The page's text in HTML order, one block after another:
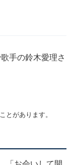
手の鈴木愛理さ
とがあります。